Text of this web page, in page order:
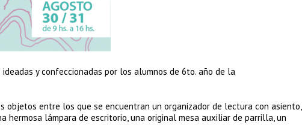
y confeccionadas por los alumnos de 6to. año de la
objetos entre los que se encuentran un organizador de lectura con asiento,
hermosa lámpara de escritorio, una original mesa auxiliar de parrilla, un